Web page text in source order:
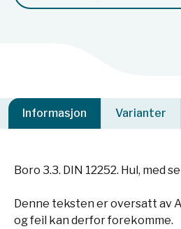
Informasjon Varianter
Boro 3.3. DIN 12252. Hul, med
Denne teksten er oversatt av
og feil kan derfor forekomme.